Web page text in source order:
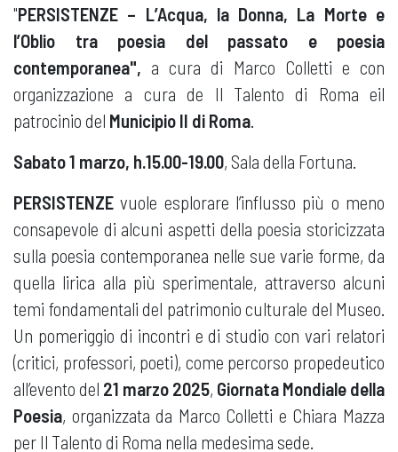
"PERSISTENZE – L’Acqua, la Donna, La Morte e
l’Oblio tra poesia del passato e poesia
contemporanea", a cura di Marco Colletti e con
organizzazione a cura de Il Talento di Roma eil
patrocinio del Municipio II di Roma.
Sabato 1 marzo, h.15.00-19.00, Sala della Fortuna.
PERSISTENZEvuole esplorare l’influsso più o meno
consapevole di alcuni aspetti della poesia storicizzata
sulla poesia contemporanea nelle sue varie forme, da
quella lirica alla più sperimentale, attraverso alcuni
temi fondamentali del patrimonio culturale del Museo.
Un pomeriggio di incontri e di studio con vari relatori
(critici, professori, poeti), come percorso propedeutico
all’evento del 21 marzo 2025, Giornata Mondiale della
Poesia, organizzata da Marco Colletti e Chiara Mazza
per Il Talento di Roma nella medesima sede.